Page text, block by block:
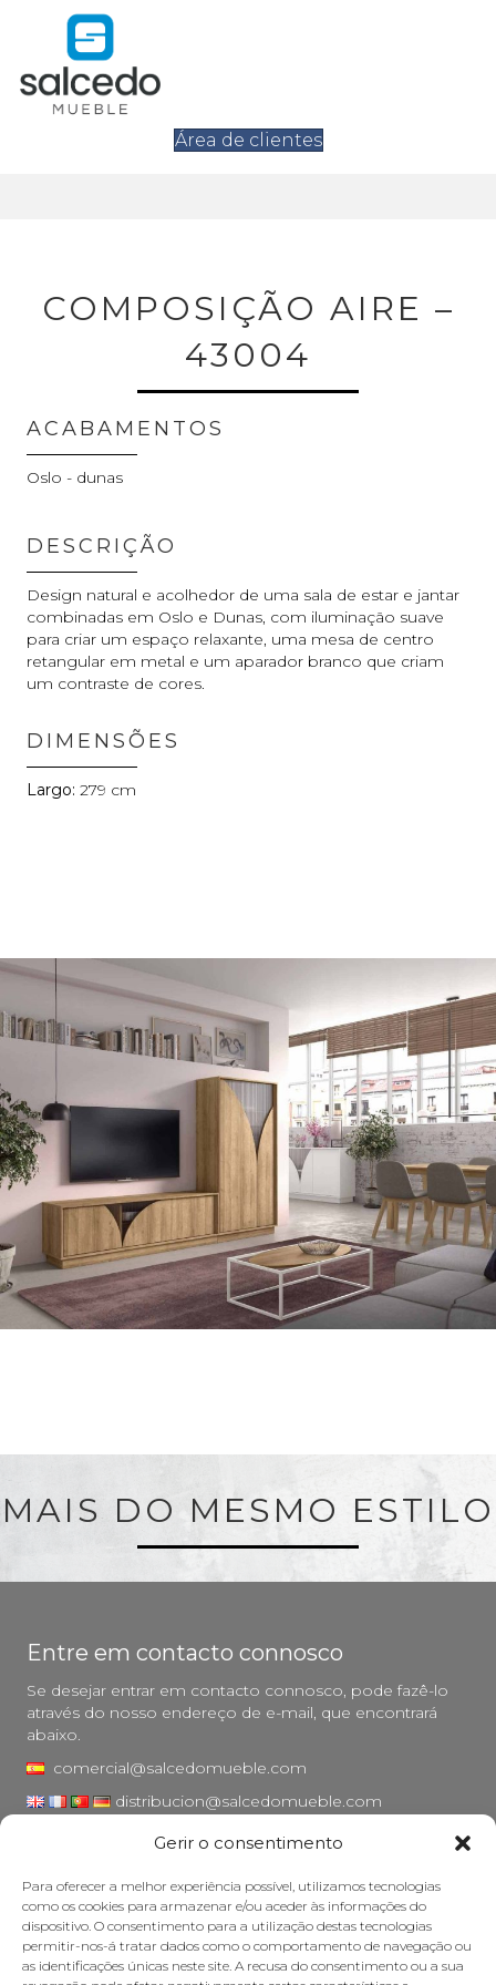
Gerir o consentimento
Para oferecer a melhor experiência possível, utilizamos tecnologias
como os cookies para armazenar e/ou aceder às informações do
dispositivo. O consentimento para a utilização destas tecnologias
permitir-nos-á tratar dados como o comportamento de navegação ou
as identificações únicas neste site. A recusa do consentimento ou a sua
Área de clientes
COMPOSIÇÃO AIRE –
43004
ACABAMENTOS
Oslo - dunas
DESCRIÇÃO
Design natural e acolhedor de uma sala de estar e jantar
combinadas em Oslo e Dunas, com iluminação suave
para criar um espaço relaxante, uma mesa de centro
retangular em metal e um aparador branco que criam
um contraste de cores.
DIMENSÕES
279
MAIS DO MESMO ESTILO
Entre em contacto connosco
Se desejar entrar em contacto connosco, pode fazê-lo
através do nosso endereço de e-mail, que encontrará
abaixo.
comercial@salcedomueble.com
distribucion@salcedomueble.com
Rua Arturo San Juan, 1 - Viana, Navarra (31230)
Instagram
Aviso legal
Política de privacidade